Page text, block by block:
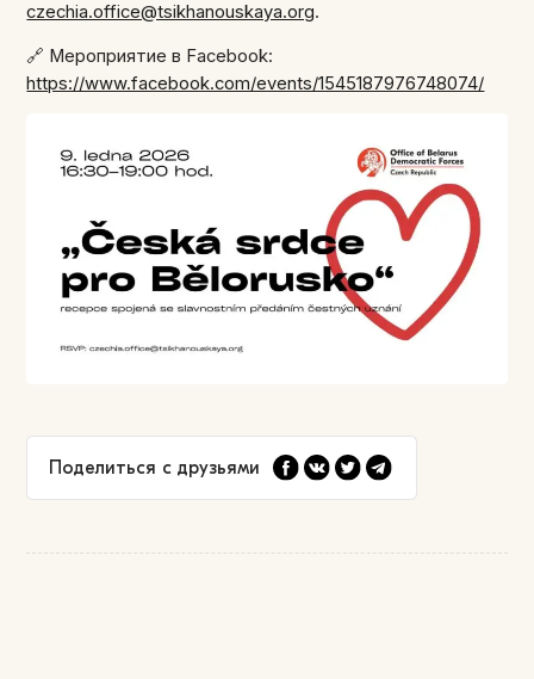
czechia.office@tsikhanouskaya.org.
🔗 Мероприятие в Facebook:
https://www.facebook.com/events/1545187976748074/
Поделиться с друзьями